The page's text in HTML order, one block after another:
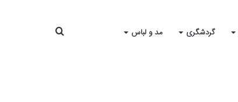
گردشگری مد و لباس جستجو